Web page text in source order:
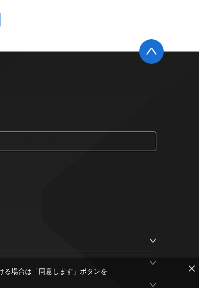
る場合は「同意します」ボタンを